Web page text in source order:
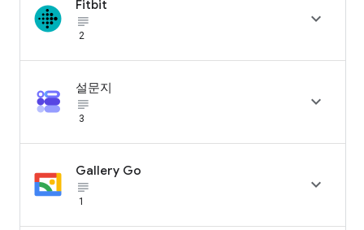
Fitbit
subject_black
2

설문지
subject_black
3

Gallery Go
subject_black
1
